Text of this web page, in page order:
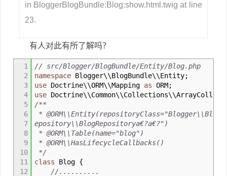
in BloggerBlogBundle:Blog:show.html.twig at line
23.
有人对此有所了解吗？
1
2
3
4
5
6
7
8
9
10
11
12
// src/Blogger/BlogBundle/Entity/Blog.php
namespace Blogger\\BlogBundle\\Entity;
use Doctrine\\ORM\\Mapping as ORM;
use
/**
*
epository\\BlogRepositorya€?a€?")
* @ORM\\Table(name="blog")
* @ORM\\HasLifecycleCallbacks()
*/
class Blog {
//..........